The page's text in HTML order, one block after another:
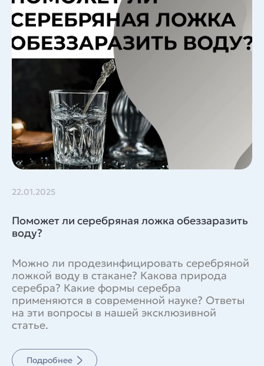
22.01.2025
Поможет ли серебряная ложка обеззаразить
воду?
Можно ли продезинфицировать серебряной
ложкой воду в стакане? Какова природа
серебра? Какие формы серебра
применяются в современной науке? Ответы
на эти вопросы в нашей эксклюзивной
статье.
Подробнее